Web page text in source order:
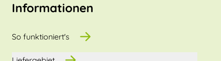
Informationen
So funktioniert's